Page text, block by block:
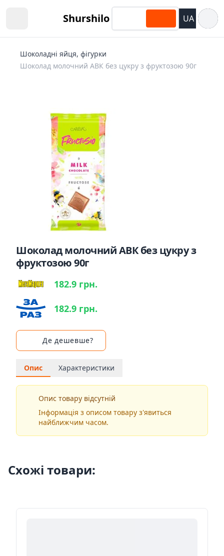
Shurshilo UA
Шоколадні яйця, фігурки
Шоколад молочний АВК без цукру з фруктозою 90г
Шоколад молочний АВК без цукру з
фруктозою 90г
182.9 грн.
182.9 грн.
Де дешевше?
Опис Характеристики
Опис товару відсутній
Інформація з описом товару з'явиться
найближчим часом.
Схожі товари: